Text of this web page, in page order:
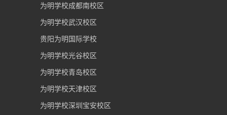
为明学校成都南校区
为明学校武汉校区
贵阳为明国际学校
为明学校光谷校区
为明学校青岛校区
为明学校天津校区
为明学校深圳宝安校区